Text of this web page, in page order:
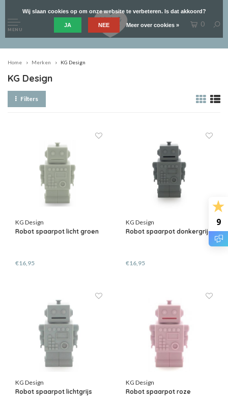
9
MENU
0
Home Merken KG Design
KG Design
Filters
KG Design
Robot spaarpot licht groen
€16,95
KG Design
Robot spaarpot donkergrijs
€16,95
KG Design
Robot spaarpot lichtgrijs
KG Design
Robot spaarpot roze
Wij slaan cookies op om onze website te verbeteren. Is dat akkoord?
JA NEE Meer over cookies »